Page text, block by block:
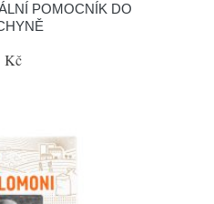
POMOCNÍK DO
Kč